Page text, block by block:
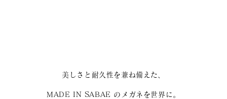
美しさと耐久性を兼ね備えた、
MADE IN SABAE のメガネを世界に。